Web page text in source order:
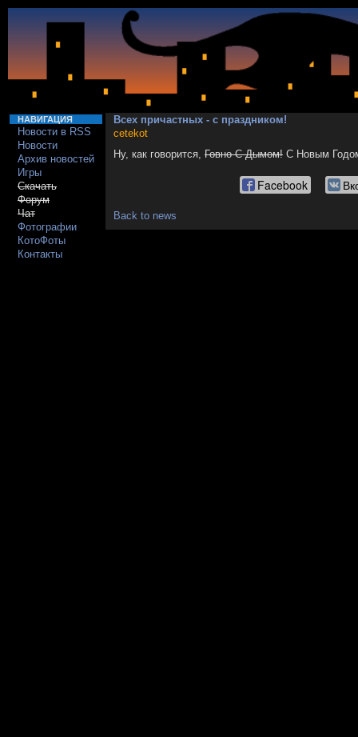
НАВИГАЦИЯ
Новости в RSS
Новости
Архив новостей
Игры
Скачать
Форум
Чат
Фотографии
КотоФоты
Контакты
Всех причастных - с праздником!
cetekot
Ну, как говорится, Говно С Дымом! С Новым
Facebook
Back to news